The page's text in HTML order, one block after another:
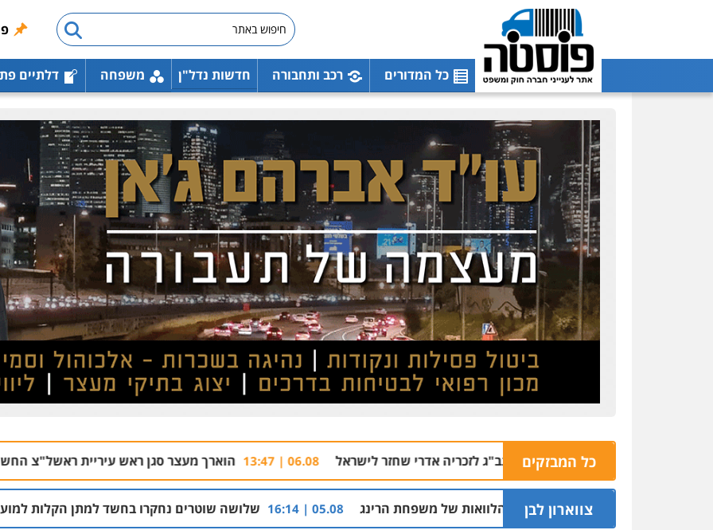
כל המדורים רכב ותחבורה חדשות נדל"ן משפחה דלתיים
כל המבזקים
אף שוטר לא המתין בנתב"ג לזכריה אדרי שחזר לישראל 06.08 | 13:47 הוארך מעצר סגן ראש עיריית ראשל"צ החשוד בעבירות
צווארון לבן
בחיפה וסינדיקאט ההלוואות של משפחת הרינג 05.08 | 16:14 שלושה שוטרים נחקרו בחשד למתן הקלות למועדון